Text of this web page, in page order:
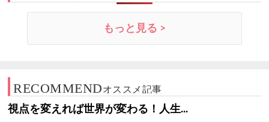
もっと見る >
RECOMMENDオススメ記事
視点を変えれば世界が変わる！人生...